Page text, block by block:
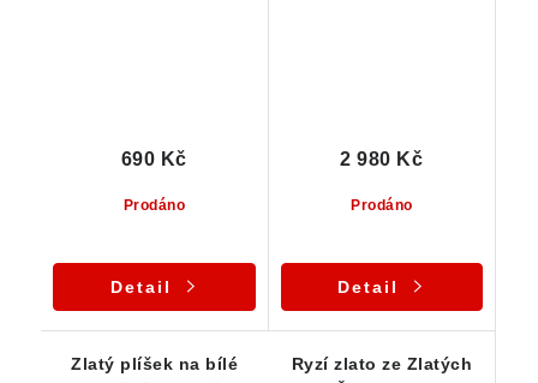
Prodáno
690 Kč
Detail
Prodáno
2 980 Kč
Detail
Zlatý plíšek na bílé
Ryzí zlato ze Zlatých